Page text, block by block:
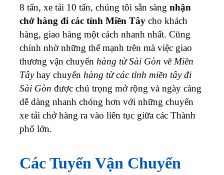
8 tấn, xe tải 10 tấn, chúng tôi sẵn sàng nhận
chở hàng đi các tỉnh Miền Tây cho khách
hàng, giao hàng một cách nhanh nhất. Cũng
chính nhờ những thế mạnh trên mà việc giao
thương vận chuyển hàng từ Sài Gòn về Miền
Tâyhay chuyển hàng từ các tỉnh miền tây đi
Sài Gòn được chú trọng mở rộng và ngày càng
dễ dàng nhanh chóng hơn với những chuyến
xe tải chở hàng ra vào liên tục giữa các Thành
phố lớn.
Các Tuyến Vận Chuyển